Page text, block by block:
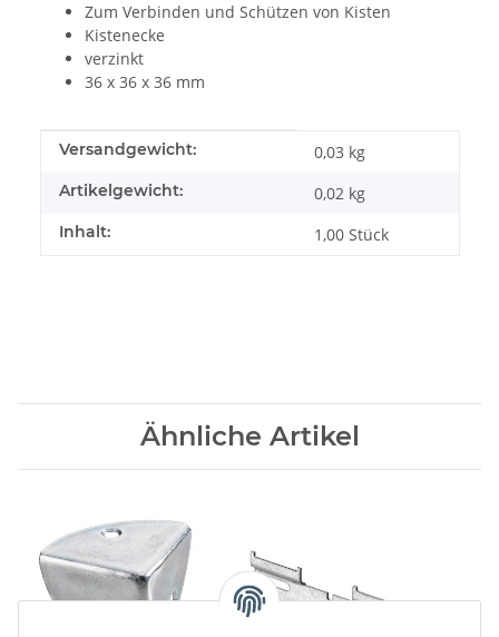
Zum Verbinden und Schützen von Kisten
Kistenecke
verzinkt
36 x 36 x 36 mm
Produkteigenschaft
Wert
Versandgewicht: 0,03 kg
Artikelgewicht: 0,02 kg
Inhalt: 1,00 Stück
Ähnliche Artikel